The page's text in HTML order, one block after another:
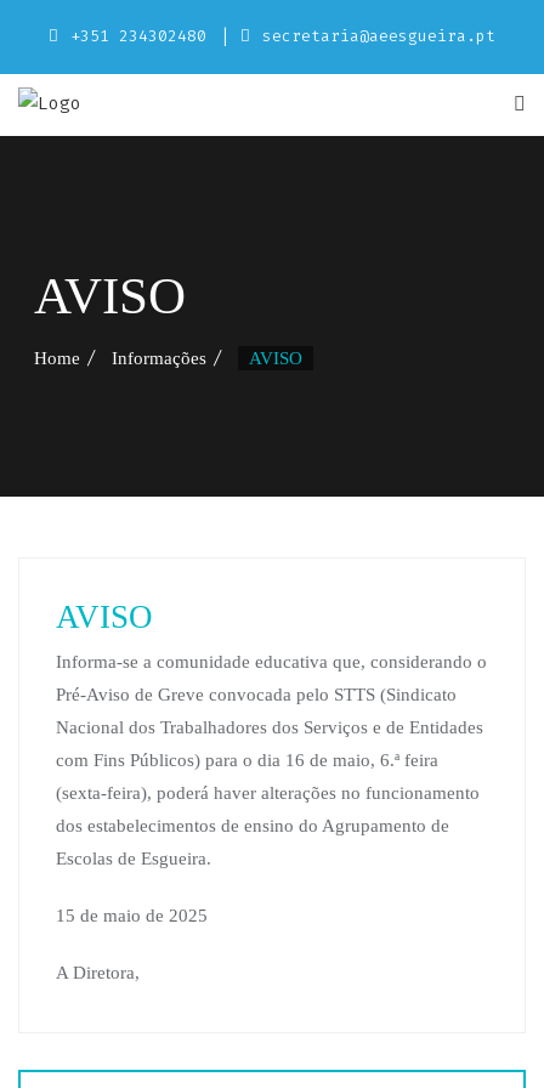
content
+351 234302480 secretaria@aeesgueira.pt
AVISO
Home Informações AVISO
AVISO
Informa-se a comunidade educativa que, considerando o
Pré-Aviso de Greve convocada pelo STTS (Sindicato
Nacional dos Trabalhadores dos Serviços e de Entidades
com Fins Públicos) para o dia 16 de maio, 6.ª feira
(sexta-feira), poderá haver alterações no funcionamento
dos estabelecimentos de ensino do Agrupamento de
Escolas de Esgueira.
15 de maio de 2025
A Diretora,
Navegação